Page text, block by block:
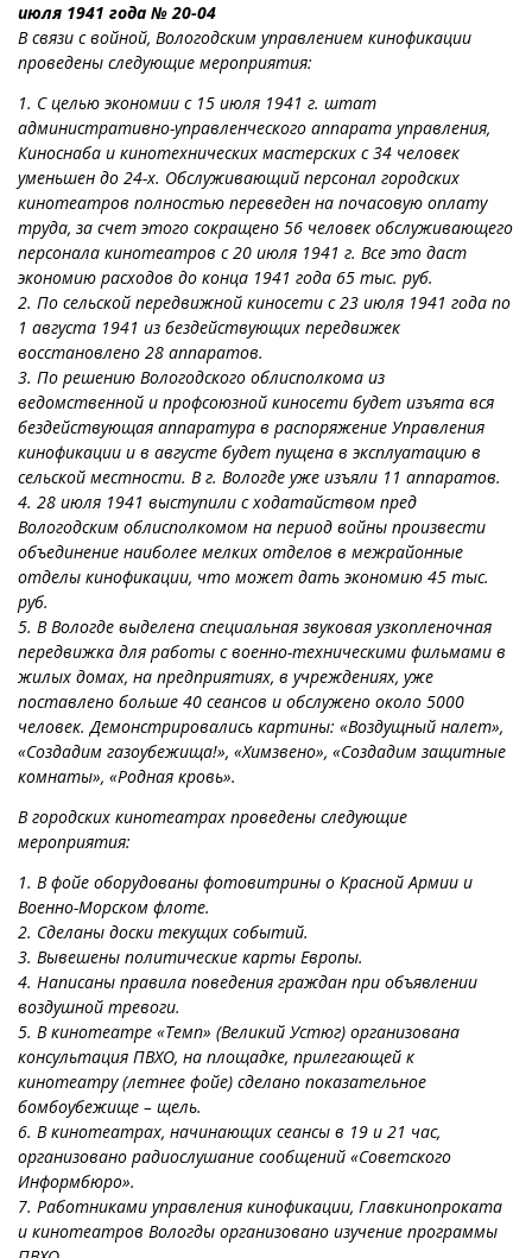
июля 1941 года № 20-04
В связи с войной, Вологодским управлением кинофикации
проведены следующие мероприятия:
1. С целью экономии с 15 июля 1941 г. штат
административно-управленческого аппарата управления,
Киноснаба и кинотехнических мастерских с 34 человек
уменьшен до 24-х. Обслуживающий персонал городских
кинотеатров полностью переведен на почасовую оплату
труда, за счет этого сокращено 56 человек обслуживающего
персонала кинотеатров с 20 июля 1941 г. Все это даст
экономию расходов до конца 1941 года 65 тыс. руб.
2. По сельской передвижной киносети с 23 июля 1941 года по
1 августа 1941 из бездействующих передвижек
восстановлено 28 аппаратов.
3. По решению Вологодского облисполкома из
ведомственной и профсоюзной киносети будет изъята вся
бездействующая аппаратура в распоряжение Управления
кинофикации и в августе будет пущена в эксплуатацию в
сельской местности. В г. Вологде уже изъяли 11 аппаратов.
4. 28 июля 1941 выступили с ходатайством пред
Вологодским облисполкомом на период войны произвести
объединение наиболее мелких отделов в межрайонные
отделы кинофикации, что может дать экономию 45 тыс.
руб.
5. В Вологде выделена специальная звуковая узкопленочная
передвижка для работы с военно-техническими фильмами в
жилых домах, на предприятиях, в учреждениях, уже
поставлено больше 40 сеансов и обслужено около 5000
человек. Демонстрировались картины: «Воздущный налет»,
«Создадим газоубежища!», «Химзвено», «Создадим защитные
комнаты», «Родная кровь».
В городских кинотеатрах проведены следующие
мероприятия:
1. В фойе оборудованы фотовитрины о Красной Армии и
Военно-Морском флоте.
2. Сделаны доски текущих событий.
3. Вывешены политические карты Европы.
4. Написаны правила поведения граждан при объявлении
воздушной тревоги.
5. В кинотеатре «Темп» (Великий Устюг) организована
консультация ПВХО, на площадке, прилегающей к
кинотеатру (летнее фойе) сделано показательное
бомбоубежище – щель.
6. В кинотеатрах, начинающих сеансы в 19 и 21 час,
организовано радиослушание сообщений «Советского
Информбюро».
7. Работниками управления кинофикации, Главкинопроката
и кинотеатров Вологды организовано изучение программы